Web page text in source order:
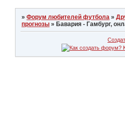
»Форум любителей футбола »
прогнозы »Бавария - Гамбург,